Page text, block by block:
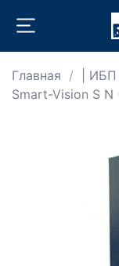
Главная | ИБП |
Smart-Vision S N